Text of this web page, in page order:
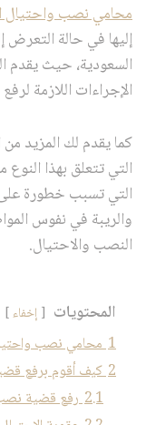
محامي نصب واحتيال
إليها في حالة
السعودية، حيث يقدم
الإجراءات اللازمة
كما يقدم لك المزيد من
التي تتعلق بهذا
التي تسبب خطورة على
والريبة في نفوس
النصب والاحتيال.
المحتويات إخفاء
1 محامي نصب
2 كيف أقوم برفع
2.1 رفع قضية